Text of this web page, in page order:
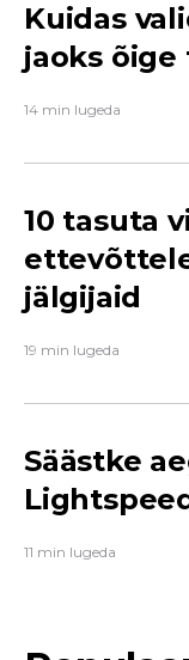
Kuidas
jaoks
14 min lugeda
10 tasuta
jälgijaid
19 min lugeda
Säästke
11 min lugeda